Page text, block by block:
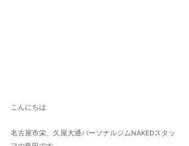
こんにちは
名古屋市栄、久屋大通パーソナルジムNAKEDスタッ